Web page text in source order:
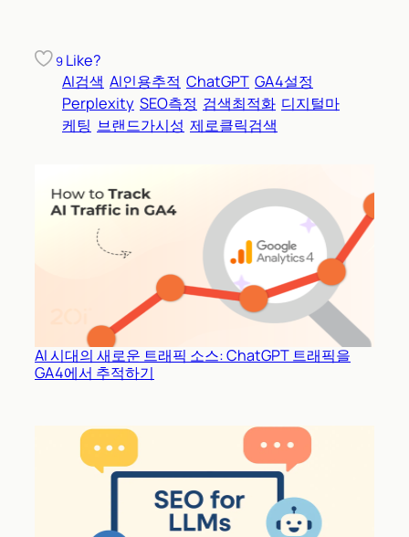
9 Like?
AI검색 AI인용추적 ChatGPT GA4설정
Perplexity SEO측정 검색최적화 디지털마
케팅 브랜드가시성 제로클릭검색
AI 시대의 새로운 트래픽 소스: ChatGPT 트래픽을
GA4에서 추적하기